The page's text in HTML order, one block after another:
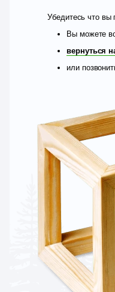
Убедитесь что вы
Вы можете
вернуться
или